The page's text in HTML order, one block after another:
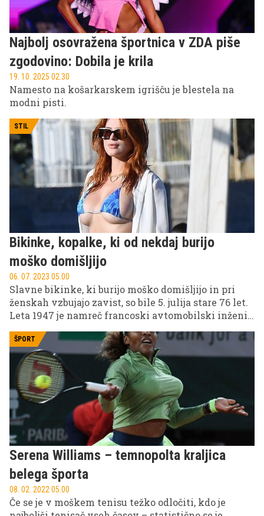
Najbolj osovražena športnica v ZDA piše
zgodovino: Dobila je krila
19. 10. 2025 02.30
Namesto na košarkarskem igrišču je blestela na
modni pisti.
STIL
Bikinke, kopalke, ki od nekdaj burijo
moško domišljijo
06. 07. 2023 05.00
Slavne bikinke, ki burijo moško domišljijo in pri
ženskah vzbujajo zavist, so bile 5. julija stare 76 let.
Leta 1947 je namreč francoski avtomobilski inženir
drzno, danes pa nepogrešljivo poletno opravo, ki
ima v svetu mode kultni status.
ŠPORT
Serena Williams – temnopolta kraljica
belega športa
08. 02. 2022 05.00
Če se je v moškem tenisu težko odločiti, kdo je